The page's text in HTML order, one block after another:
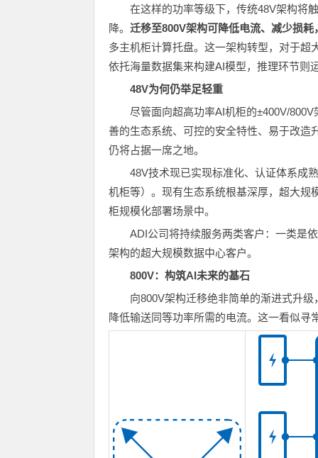
在这样的功率等级下，传统48V架构将
降。 迁移至800V架构可降低电流、减少损
多主机柜计算托盘。这一架构转型，对于
依托海量数据集来构建AI模型，推理环节则
48V为何仍举足轻重
尽管面向超高功率AI机柜的±400V/
善的生态系统、可控的安全特性、易于改造
仍将占据一席之地。
48V技术现已实现标准化、认证体系成
机柜等）。现有生态系统根基深厚，超大规
柜规模化部署场景中。
ADI公司将持续服务两类客户：一类是
架构的超大规模数据中心客户。
800V：构筑AI未来的基石
向800V架构迁移绝非简单的渐进式升
降低输送同等功率所需的电流。这一看似